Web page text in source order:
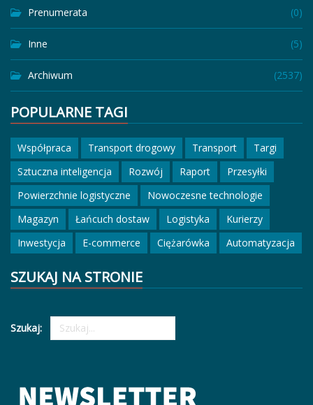
Prenumerata (0)
Inne (5)
Archiwum (2537)
POPULARNE TAGI
Współpraca Transport drogowy Transport
Targi
Sztuczna inteligencja
Rozwój Raport
Przesyłki
Powierzchnie logistyczne
Nowoczesne technologie
Magazyn
Łańcuch dostaw Logistyka
Kurierzy
Inwestycja
E-commerce Ciężarówka Automatyzacja
SZUKAJ NA STRONIE
Szukaj: